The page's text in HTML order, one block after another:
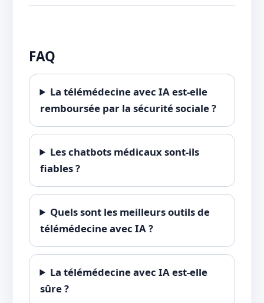
FAQ
La télémédecine avec IA est-elle
remboursée par la sécurité sociale ?
Les chatbots médicaux sont-ils
fiables ?
Quels sont les meilleurs outils de
télémédecine avec IA ?
La télémédecine avec IA est-elle
sûre ?